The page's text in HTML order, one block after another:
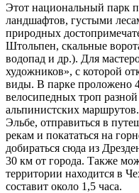
Этот национальный парк
ландшафтов, густыми
природных
Штольпен, скальные
водопад и др.). Для
художников», с которой
виды. В парке проложено
велосипедных троп
альпинистских
Эльбе, отправиться в
рекам и покататься на
добираться сюда из
30 км от города. Также
территории находится в
составит около 1,5 часа.